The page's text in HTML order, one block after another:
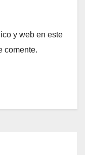
y web en este
comente.